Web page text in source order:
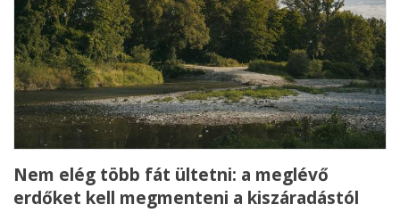
Nem elég több fát ültetni: a meglévő
erdőket kell megmenteni a kiszáradástól